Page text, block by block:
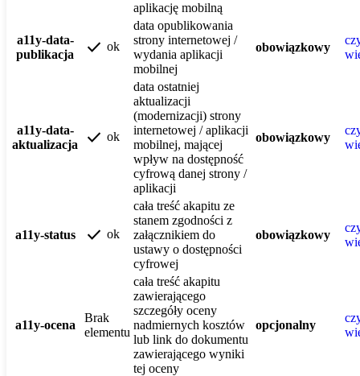
aplikację mobilną
a11y-data-
publikacja
check ok
data opublikowania
strony internetowej /
wydania aplikacji
mobilnej
obowiązkowy
a11y-data-
aktualizacja
check ok
data ostatniej
aktualizacji
(modernizacji) strony
internetowej / aplikacji
mobilnej, mającej
wpływ na dostępność
cyfrową danej strony /
aplikacji
obowiązkowy
a11y-status check ok
cała treść akapitu ze
stanem zgodności z
załącznikiem do
ustawy o dostępności
cyfrowej
obowiązkowy
a11y-ocena
Brak
elementu
cała treść akapitu
zawierającego
szczegóły oceny
nadmiernych kosztów
lub link do dokumentu
zawierającego wyniki
tej oceny
opcjonalny